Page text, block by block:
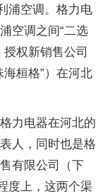
浦空调。格力电
空调之间“二选
权新销售公司
桓格”）在河北
力电器在河北的
人，同时也是格
有限公司（下
度上，这两个渠